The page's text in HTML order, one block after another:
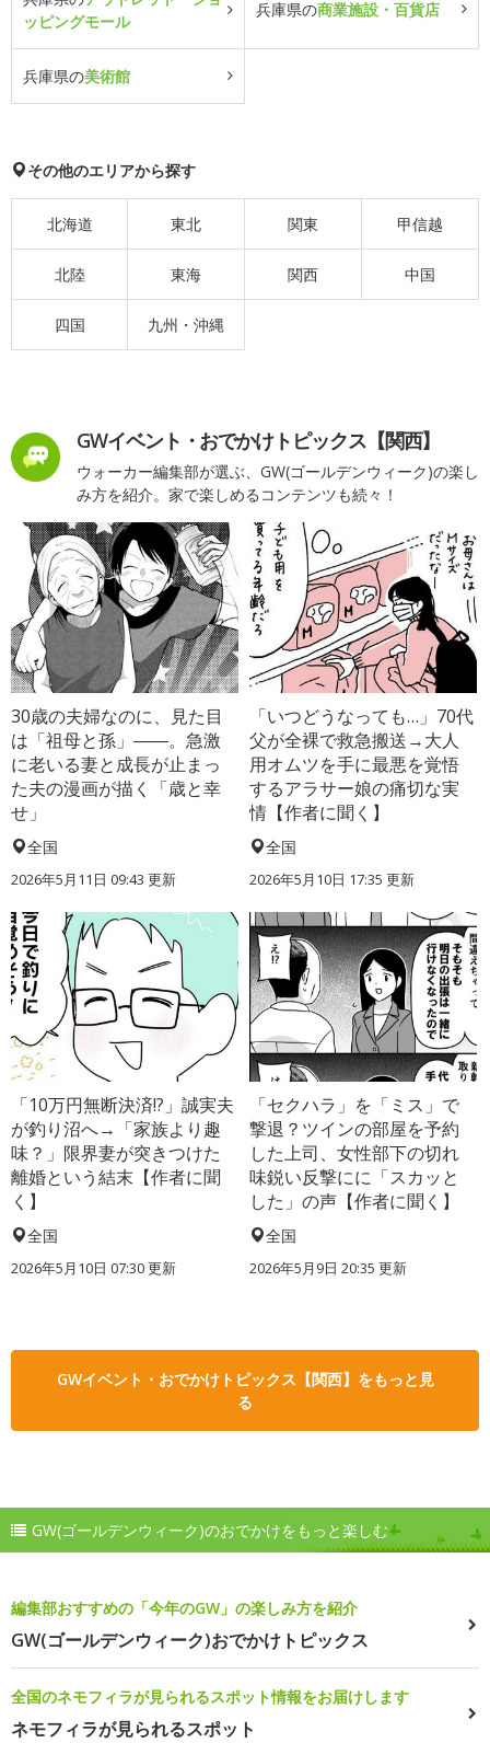
ッピングモール
兵庫県の商業施設・百貨店
兵庫県の美術館
その他のエリアから探す
北海道 東北 関東 甲信越
北陸 東海 関西 中国
四国 九州・沖縄
GWイベント・おでかけトピックス【関西】
ウォーカー編集部が選ぶ、GW(ゴールデンウィーク)の楽し
み方を紹介。家で楽しめるコンテンツも続々！
30歳の夫婦なのに、見た目
は「祖母と孫」――。急激
に老いる妻と成長が止まっ
た夫の漫画が描く「歳と幸
せ」
全国
2026年5月11日 09:43 更新
「いつどうなっても…」70代
父が全裸で救急搬送→大人
用オムツを手に最悪を覚悟
するアラサー娘の痛切な実
情【作者に聞く】
全国
2026年5月10日 17:35 更新
「10万円無断決済!?」誠実夫
が釣り沼へ→「家族より趣
味？」限界妻が突きつけた
離婚という結末【作者に聞
く】
全国
2026年5月10日 07:30 更新
「セクハラ」を「ミス」で
撃退？ツインの部屋を予約
した上司、女性部下の切れ
味鋭い反撃にに「スカッと
した」の声【作者に聞く】
全国
2026年5月9日 20:35 更新
GWイベント・おでかけトピックス【関西】をもっと見
る
GW(ゴールデンウィーク)のおでかけをもっと楽しむ
編集部おすすめの「今年のGW」の楽しみ方を紹介
GW(ゴールデンウィーク)おでかけトピックス
全国のネモフィラが見られるスポット情報をお届けします
ネモフィラが見られるスポット